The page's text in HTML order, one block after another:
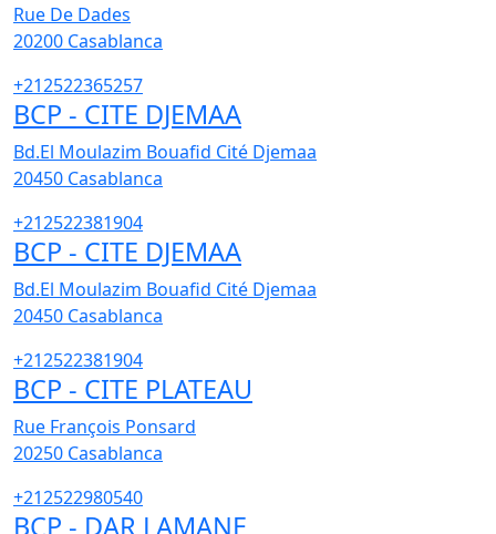
Rue De Dades
20200 Casablanca
+212522365257
BCP - CITE DJEMAA
Bd.El Moulazim Bouafid Cité Djemaa
20450 Casablanca
+212522381904
BCP - CITE DJEMAA
Bd.El Moulazim Bouafid Cité Djemaa
20450 Casablanca
+212522381904
BCP - CITE PLATEAU
Rue François Ponsard
20250 Casablanca
+212522980540
BCP - DAR LAMANE